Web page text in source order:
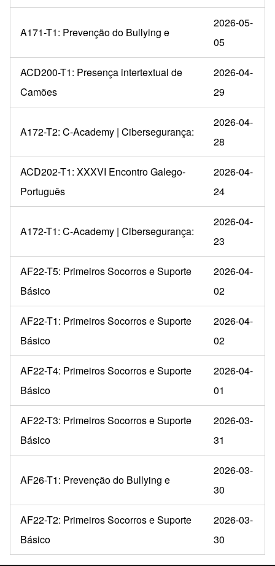
A171-T1: Prevenção do Bullying e
2026-05-
05
ACD200-T1: Presença intertextual de
Camões
2026-04-
29
A172-T2: C-Academy | Cibersegurança:
2026-04-
28
ACD202-T1: XXXVI Encontro Galego-
Português
2026-04-
24
A172-T1: C-Academy | Cibersegurança:
2026-04-
23
AF22-T5: Primeiros Socorros e Suporte
Básico
2026-04-
02
AF22-T1: Primeiros Socorros e Suporte
Básico
2026-04-
02
AF22-T4: Primeiros Socorros e Suporte
Básico
2026-04-
01
AF22-T3: Primeiros Socorros e Suporte
Básico
2026-03-
31
AF26-T1: Prevenção do Bullying e
2026-03-
30
AF22-T2: Primeiros Socorros e Suporte
Básico
2026-03-
30